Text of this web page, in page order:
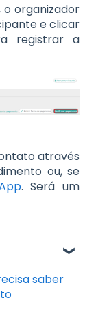
organizador
e clicar
registrar a
através
ou, se
. Será um
saber